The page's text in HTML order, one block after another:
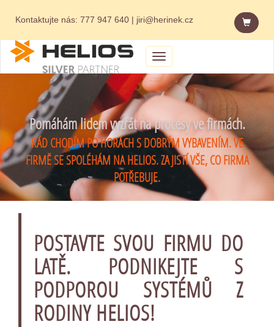
Kontaktujte nás: 777 947 640 | jiri@herinek.cz
Menu
Pomáhám lidem vyzrát na procesy ve firmách.
RÁD CHODÍM PO HORÁCH S DOBRÝM VYBAVENÍM. VE
FIRMĚ SE SPOLÉHÁM NA HELIOS. ZAJISTÍ VŠE, CO FIRMA
POTŘEBUJE.
POSTAVTE SVOU FIRMU DO
LATĚ. PODNIKEJTE S
PODPOROU SYSTÉMŮ Z
RODINY HELIOS!